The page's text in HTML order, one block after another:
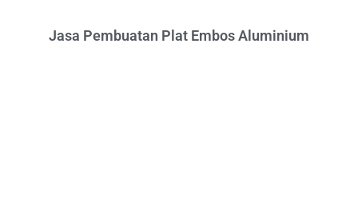
Jasa Pembuatan Plat Embos Aluminium